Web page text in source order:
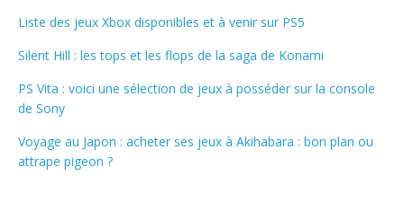
Liste des jeux Xbox disponibles et à venir sur PS5
Silent Hill : les tops et les flops de la saga de Konami
PS Vita : voici une sélection de jeux à posséder sur la console
de Sony
Voyage au Japon : acheter ses jeux à Akihabara : bon plan ou
attrape pigeon ?